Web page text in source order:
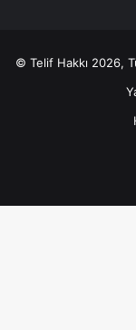
© Telif Hakkı 2026,